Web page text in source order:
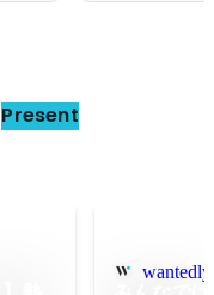
Present